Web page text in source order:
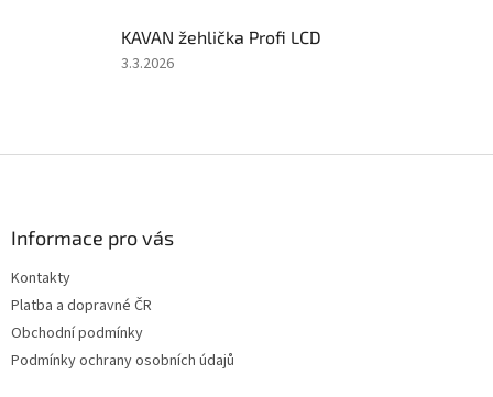
KAVAN žehlička Profi LCD
Hodnocení
3.3.2026
Informace pro vás
Kontakty
Platba a dopravné ČR
Obchodní podmínky
Podmínky ochrany osobních údajů